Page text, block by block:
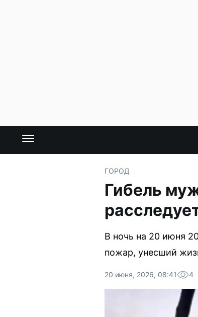
ГОРОД
Гибель
В ночь на 20 июня
пожар, унесший
20 июня, 2026, 08:41 4